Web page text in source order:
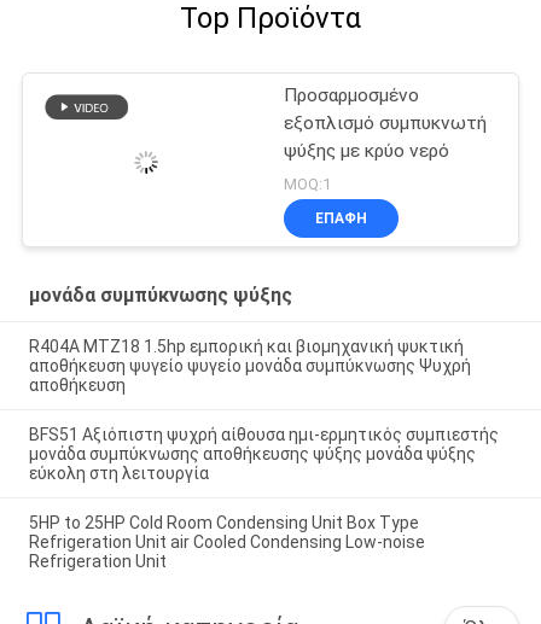
Top Προϊόντα
Προσαρμοσμένο
εξοπλισμό συμπυκνωτή
ψύξης με κρύο νερό
MOQ:1
ΕΠΑΦΉ
μονάδα συμπύκνωσης ψύξης
R404A MTZ18 1.5hp εμπορική και βιομηχανική ψυκτική
αποθήκευση ψυγείο ψυγείο μονάδα συμπύκνωσης Ψυχρή
αποθήκευση
BFS51 Αξιόπιστη ψυχρή αίθουσα ημι-ερμητικός συμπιεστής
μονάδα συμπύκνωσης αποθήκευσης ψύξης μονάδα ψύξης
εύκολη στη λειτουργία
5HP to 25HP Cold Room Condensing Unit Box Type
Refrigeration Unit air Cooled Condensing Low-noise
Refrigeration Unit